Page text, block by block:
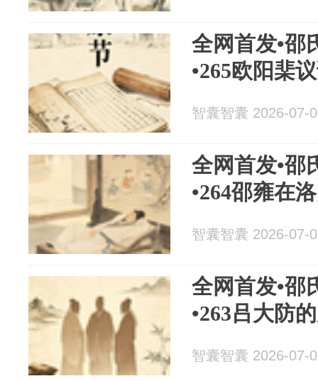
全网首发•邵
•265欧阳棐
智囊智囊 2026-07-
全网首发•邵
•264邵雍在
智囊智囊 2026-07-
全网首发•邵
•263吕大防
智囊智囊 2026-07-